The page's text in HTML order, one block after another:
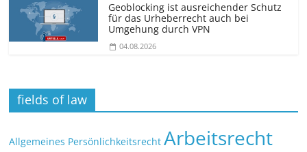
Geoblocking ist ausreichender Schutz
für das Urheberrecht auch bei
Umgehung durch VPN
04.08.2026
fields of law
Allgemeines Persönlichkeitsrecht Arbeitsrecht